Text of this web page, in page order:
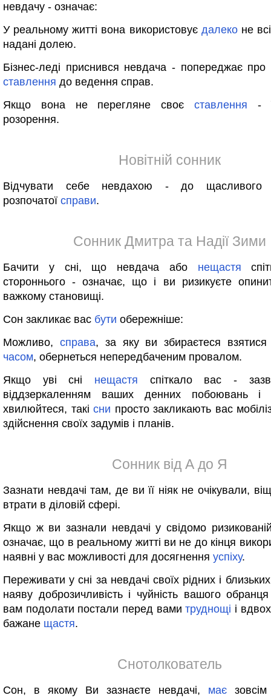
невдачу - означає:
У реальному житті вона використовує далеконе
надані долею.
Бізнес-леді приснився невдача - попереджає про
ставлення до ведення справ.
Якщо вона не перегляне своє ставлення -
розорення.
Новітній сонник
Відчувати себе невдахою - до щасливого
розпочатої справи.
Сонник Дмитра та Надії Зими
Бачити у сні, що невдача або нещастя
стороннього - означає, що і ви ризикуєте
важкому становищі.
Сон закликає вас бути обережніше:
Можливо, справа, за яку ви збираєтеся
часом, обернеться непередбаченим провалом.
Якщо уві сні нещастя спіткало вас -
віддзеркаленням ваших денних побоювань і
хвилюйтеся, такісни просто закликають вас
здійснення своїх задумів і планів.
Сонник від А до Я
Зазнати невдачі там, де ви її ніяк не очікували,
втрати в діловій сфері.
Якщо ж ви зазнали невдачі у свідомо
означає, що в реальному житті ви не до кінця
наявні у вас можливості для досягнення успіху.
Переживати у сні за невдачі своїх рідних і
наяву доброзичливість і чуйність вашого
вам подолати постали перед вамитруднощі і
бажане щастя.
Снотолкователь
Сон, в якому Ви зазнаєте невдачі, має